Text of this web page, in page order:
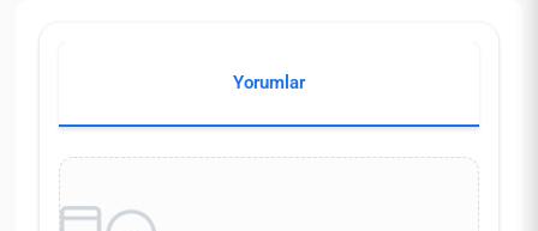
Yorumlar